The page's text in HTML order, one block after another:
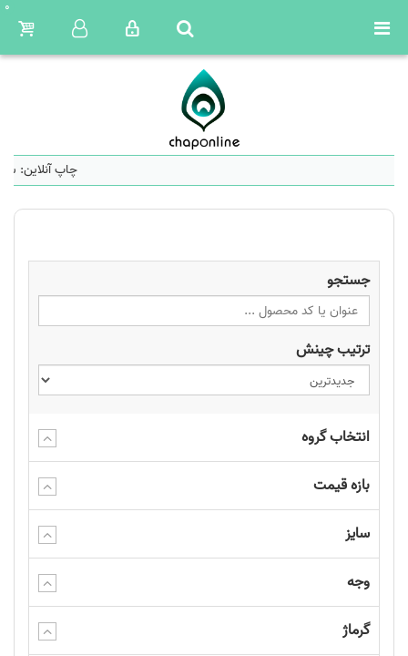
0
چاپ آنلاین:
جستجو
ترتیب چینش
انتخاب گروه
بازه قیمت
سایز
وجه
گرماژ